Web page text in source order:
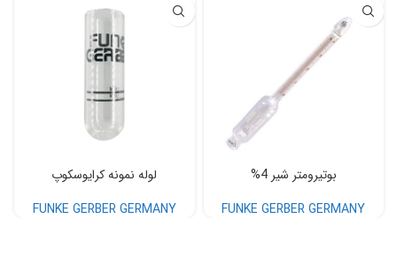
بوتیرومتر شیر 4%
FUNKE GERBER GERMANY
لوله نمونه کرایوسکوپ
FUNKE GERBER GERMANY